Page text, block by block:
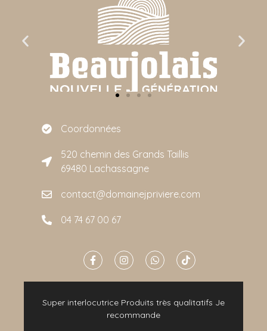
Coordonnées
520 chemin des Grands Taillis
69480 Lachassagne
contact@domainejpriviere.com
04 74 67 00 67
Super interlocutrice Produits très qualitatifs Je
recommande